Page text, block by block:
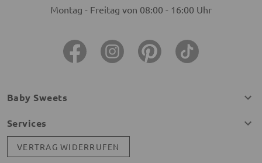
Montag - Freitag von 08:00 - 16:00 Uhr
Baby Sweets
Services
VERTRAG WIDERRUFEN